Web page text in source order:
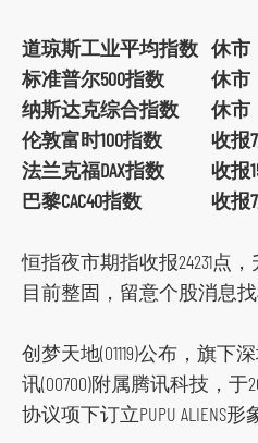
道琼斯工业平均指数 休市
标准普尔500指数
休市
纳斯达克综合指数
休市
伦敦富时100指数
收报
法兰克福DAX指数
收报
巴黎CAC40指数
收报
恒指夜市期指收报24231点
目前整固，留意个股消息找
创梦天地(01119)公布，旗
讯(00700)附属腾讯科技，于
协议项下订立PUPU ALIENS